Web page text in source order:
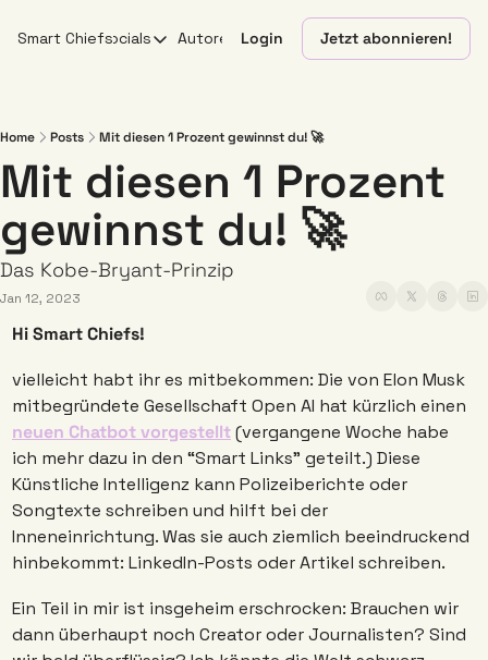
Smart ChiefsSocials
Socials
YouTube
Linkedin
Instagram
Autoren Login Jetzt abonnieren!
Home Posts Mit diesen 1 Prozent gewinnst du! 🚀
Mit diesen 1 Prozent
gewinnst du! 🚀
Das Kobe-Bryant-Prinzip
Jan 12, 2023
Hi Smart Chiefs!
vielleicht habt ihr es mitbekommen: Die von Elon Musk
neuen Chatbot vorgestellt (vergangene Woche habe
ich mehr dazu in den “Smart Links” geteilt.) Diese
Künstliche Intelligenz kann Polizeiberichte oder
Songtexte schreiben und hilft bei der
Inneneinrichtung. Was sie auch ziemlich beeindruckend
hinbekommt: LinkedIn-Posts oder Artikel schreiben.
Ein Teil in mir ist insgeheim erschrocken: Brauchen wir
dann überhaupt noch Creator oder Journalisten? Sind